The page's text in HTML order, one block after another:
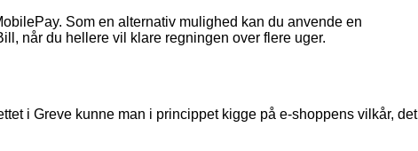
Som en alternativ mulighed kan du anvende en
når du hellere vil klare regningen over flere uger.
i Greve kunne man i princippet kigge på e-shoppens vilkår, det